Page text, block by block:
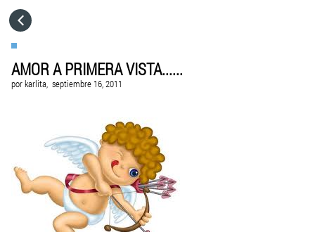
AMOR A PRIMERA VISTA......
porkarlita, septiembre 16, 2011
VISITA EL SITIO WEB